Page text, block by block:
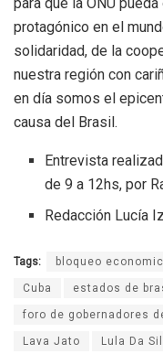
protagónico en el
solidaridad, de la
nuestra región con
en día somos el
causa del Brasil.
Entrevista
de 9 a 12hs, por
Redacción Lucía
Tags: bloqueo
Cuba estados de
foro de gobernadores
Lava Jato Lula Da